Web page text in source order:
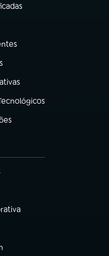
aba)
aba)
aba)